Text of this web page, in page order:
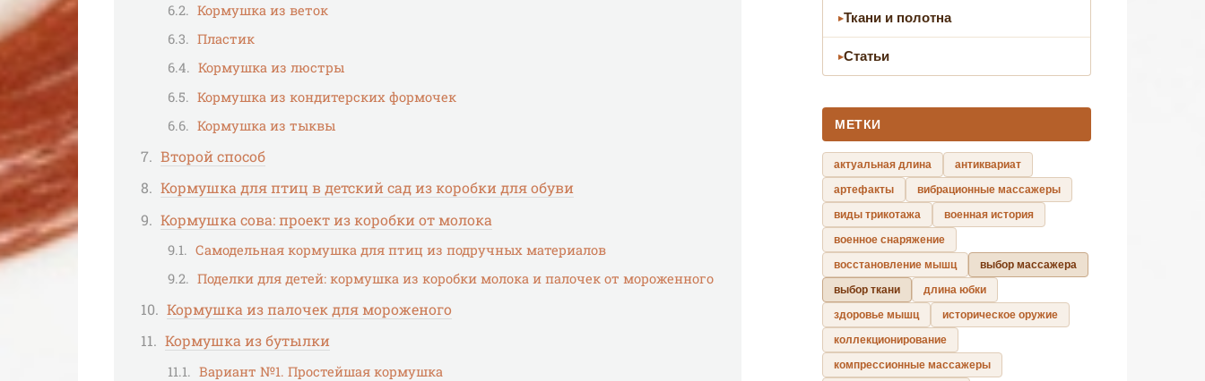
Кормушка из веток
Пластик
Кормушка из люстры
Кормушка из кондитерских формочек
Кормушка из тыквы
Второй способ
Кормушка для птиц в детский сад из коробки для обуви
Кормушка сова: проект из коробки от молока
Самодельная кормушка для птиц из подручных материалов
Поделки для детей: кормушка из коробки молока и палочек от мороженного
Кормушка из палочек для мороженого
Кормушка из бутылки
Вариант №1. Простейшая кормушка
Ткани и полотна
Статьи
МЕТКИ
актуальная длина
антиквариат
артефакты
вибрационные массажеры
виды трикотажа
военная история
военное снаряжение
восстановление мышц
выбор массажера
выбор ткани
длина юбки
здоровье мышц
историческое оружие
коллекционирование
компрессионные массажеры